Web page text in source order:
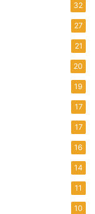
32
27
21
20
19
17
17
16
14
11
10